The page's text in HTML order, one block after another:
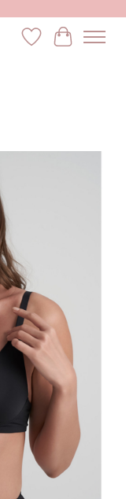
Verlanglijst